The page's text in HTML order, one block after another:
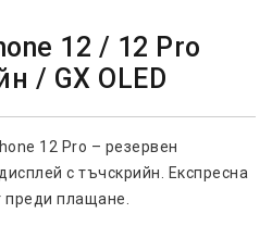
12 / 12 Pro
/ GX OLED
12 Pro – резервен
с тъчскрийн. Експресна
преди плащане.